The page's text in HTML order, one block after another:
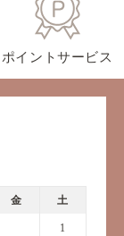
金 土
1
ポイントサービス